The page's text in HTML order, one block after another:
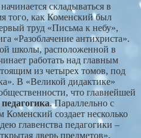
складываться в
того, как Коменский был
труд «Письма к небу»,
«Разоблачение антихриста».
школы, расположенной в
работать над главным
из четырех томов, под
В «Великой дидактике»
что главнейшей
педагогика. Параллельно с
создает несколько
главенства педагогики –
дверь предметов»,